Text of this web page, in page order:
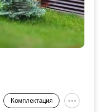
Комплектация